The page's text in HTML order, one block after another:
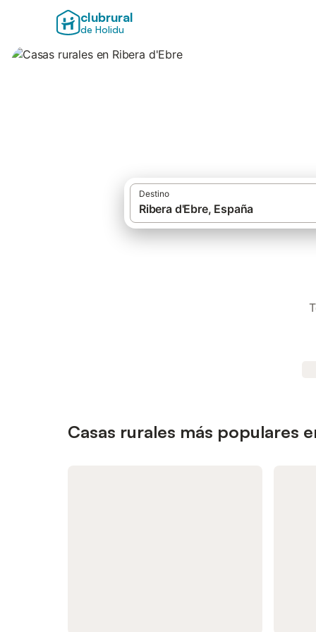
clubrural
de Holidu
Destino
Casas rurales más populares